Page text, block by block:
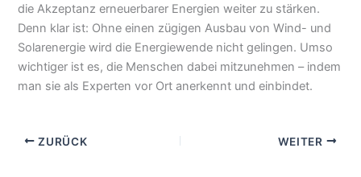
die Akzeptanz erneuerbarer Energien weiter zu stärken.
Denn klar ist: Ohne einen zügigen Ausbau von Wind- und
Solarenergie wird die Energiewende nicht gelingen. Umso
wichtiger ist es, die Menschen dabei mitzunehmen – indem
man sie als Experten vor Ort anerkennt und einbindet.
ZURÜCK WEITER